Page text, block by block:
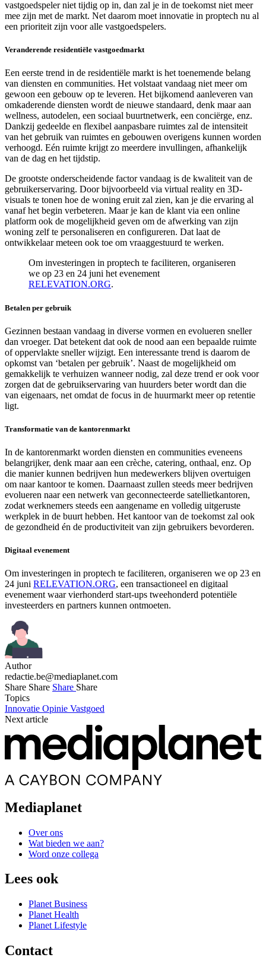
vastgoedspeler niet tijdig op in, dan zal je in de toekomst niet meer
mee zijn met de markt. Net daarom moet innovatie in proptech nu al
een prioriteit zijn voor alle vastgoedspelers.
Veranderende residentiële vastgoedmarkt
Een eerste trend in de residentiële markt is het toenemende belang
van diensten en communities. Het volstaat vandaag niet meer om
gewoon een gebouw op te leveren. Het bijkomend aanleveren van
omkaderende diensten wordt de nieuwe standaard, denk maar aan
wellness, autodelen, een sociaal buurtnetwerk, een conciërge, enz.
Dankzij gedeelde en flexibel aanpasbare ruimtes zal de intensiteit
van het gebruik van ruimtes en gebouwen overigens kunnen worden
verhoogd. Eén ruimte krijgt zo meerdere invullingen, afhankelijk
van de dag en het tijdstip.
De grootste onderscheidende factor vandaag is de kwaliteit van de
gebruikerservaring. Door bijvoorbeeld via virtual reality en 3D-
visuals te tonen hoe de woning eruit zal zien, kan je die ervaring al
vanaf het begin verbeteren. Maar je kan de klant via een online
platform ook de mogelijkheid geven om de afwerking van zijn
woning zelf te personaliseren en configureren. Dat laat de
ontwikkelaar meteen ook toe om vraaggestuurd te werken.
Om investeringen in proptech te faciliteren, organiseren
we op 23 en 24 juni het evenement
RELEVATION.ORG.
Betalen per gebruik
Gezinnen bestaan vandaag in diverse vormen en evolueren sneller
dan vroeger. Dat betekent dat ook de nood aan een bepaalde ruimte
of oppervlakte sneller wijzigt. Een interessante trend is daarom de
opkomst van ‘betalen per gebruik’. Naast de mogelijkheid om
gemakkelijk te verhuizen wanneer nodig, zal deze trend er ook voor
zorgen dat de gebruikservaring van huurders beter wordt dan die
van eigenaars, net omdat de focus in de huurmarkt meer op retentie
ligt.
Transformatie van de kantorenmarkt
In de kantorenmarkt worden diensten en communities eveneens
belangrijker, denk maar aan een crèche, catering, onthaal, enz. Op
die manier kunnen bedrijven hun medewerkers blijven overtuigen
om naar kantoor te komen. Daarnaast zullen steeds meer bedrijven
evolueren naar een netwerk van geconnecteerde satellietkantoren,
zodat werknemers steeds een aangename en volledig uitgeruste
werkplek in de buurt hebben. Het kantoor van de toekomst zal ook
de gezondheid én de productiviteit van zijn gebruikers bevorderen.
Digitaal evenement
Om investeringen in proptech te faciliteren, organiseren we op 23 en
24 juni RELEVATION.ORG, een transactioneel en digitaal
evenement waar vierhonderd start-ups tweehonderd potentiële
investeerders en partners kunnen ontmoeten.
Author
redactie.be@mediaplanet.com
Share Share Share Share
Topics
Innovatie Opinie Vastgoed
Next article
Mediaplanet
Over ons
Wat bieden we aan?
Word onze collega
Lees ook
Planet Business
Planet Health
Planet Lifestyle
Contact